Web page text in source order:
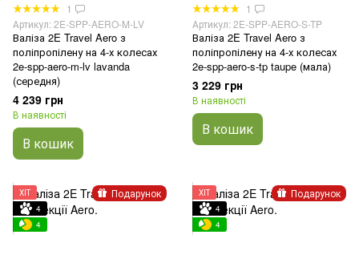
1
Артикул: 2E-SPP-AERO-M-LV
Валіза 2E Travel Aero з
поліпропілену на 4-х колесах
2e-spp-aero-m-lv lavanda
(середня)
4 239 грн
В наявності
В кошик
1
Артикул: 2E-SPP-AERO-S-TP
Валіза 2E Travel Aero з
поліпропілену на 4-х колесах
2e-spp-aero-s-tp taupe (мала)
3 229 грн
В наявності
В кошик
Подарунок
ХІТ
4
4
Подарунок
ХІТ
4
4